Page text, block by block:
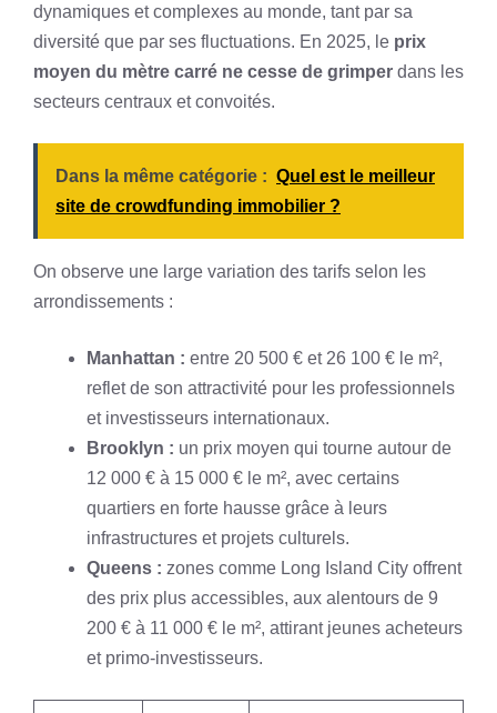
dynamiques et complexes au monde, tant par sa
diversité que par ses fluctuations. En 2025, le prix
moyen du mètre carré ne cesse de grimper dans les
secteurs centraux et convoités.
Dans la même catégorie : Quel est le meilleur
site de crowdfunding immobilier ?
On observe une large variation des tarifs selon les
arrondissements :
Manhattan : entre 20 500 € et 26 100 € le m²,
reflet de son attractivité pour les professionnels
et investisseurs internationaux.
Brooklyn : un prix moyen qui tourne autour de
12 000 € à 15 000 € le m², avec certains
quartiers en forte hausse grâce à leurs
infrastructures et projets culturels.
Queens : zones comme Long Island City offrent
des prix plus accessibles, aux alentours de 9
200 € à 11 000 € le m², attirant jeunes acheteurs
et primo-investisseurs.